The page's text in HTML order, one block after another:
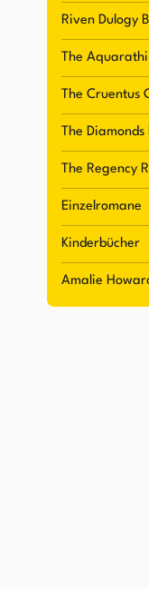
Riven Dulogy
The Aquarathi
The Cruentus
The Diamonds
The Regency
Einzelromane
Kinderbücher
Amalie